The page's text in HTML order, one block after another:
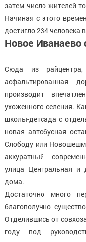
затем число жителей
Начиная с этого
достигло 234 человека
Новое Иванаево
Сюда из
асфальтированная
производит
ухоженного селения.
школы-детсада с
новая автобусная
Слободу или
аккуратный
улица Центральная
дома.
Достаточно много
благополучно
Отделившись от
году под